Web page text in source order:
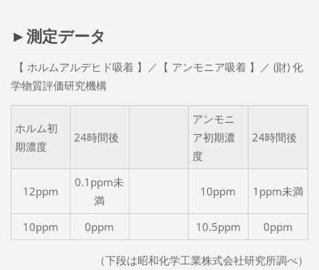
►測定データ
【 ホルムアルデヒド吸着 】／【 アンモニア吸着 】／ (財) 化
学物質評価研究機構
ホルム初
期濃度
24時間後
アンモニ
ア初期濃
度
24時間後
12ppm
0.1ppm未
満
10ppm 1ppm未満
10ppm 0ppm 10.5ppm 0ppm
（下段は昭和化学工業株式会社研究所調べ）